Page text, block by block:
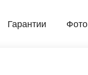
Гарантии Фото